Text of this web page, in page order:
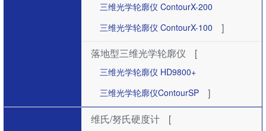
三维光学轮廓仪 ContourX-200
三维光学轮廓仪 ContourX-100
]
落地型三维光学轮廓仪
[
三维光学轮廓仪 HD9800+
三维光学轮廓仪ContourSP
]
维氏/努氏硬度计 [